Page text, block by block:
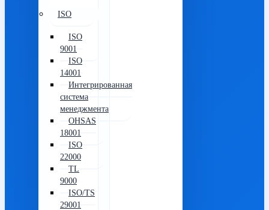
ISO
ISO
9001
ISO
14001
Интегрированная
система
менеджмента
OHSAS
18001
ISO
22000
TL
9000
ISO/TS
29001